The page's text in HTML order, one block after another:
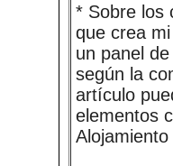
* Sobre los
que crea
un panel
según la
artículo
elementos